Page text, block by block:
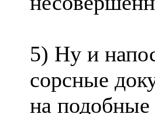
5) Ну и
сорсные
на